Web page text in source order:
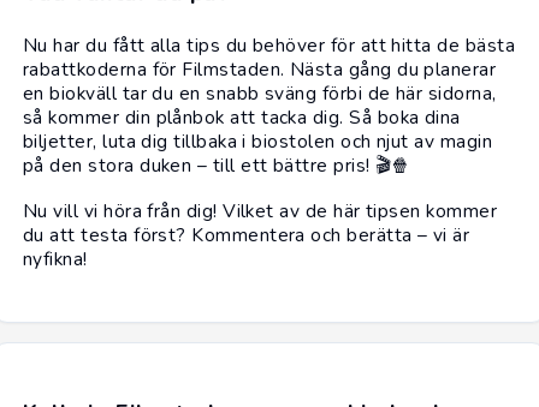
Nu har du fått alla tips du behöver för att hitta de bästa
rabattkoderna för Filmstaden. Nästa gång du planerar
en biokväll tar du en snabb sväng förbi de här sidorna,
så kommer din plånbok att tacka dig. Så boka dina
biljetter, luta dig tillbaka i biostolen och njut av magin
på den stora duken – till ett bättre pris! 🎬🍿
Nu vill vi höra från dig! Vilket av de här tipsen kommer
du att testa först? Kommentera och berätta – vi är
nyfikna!